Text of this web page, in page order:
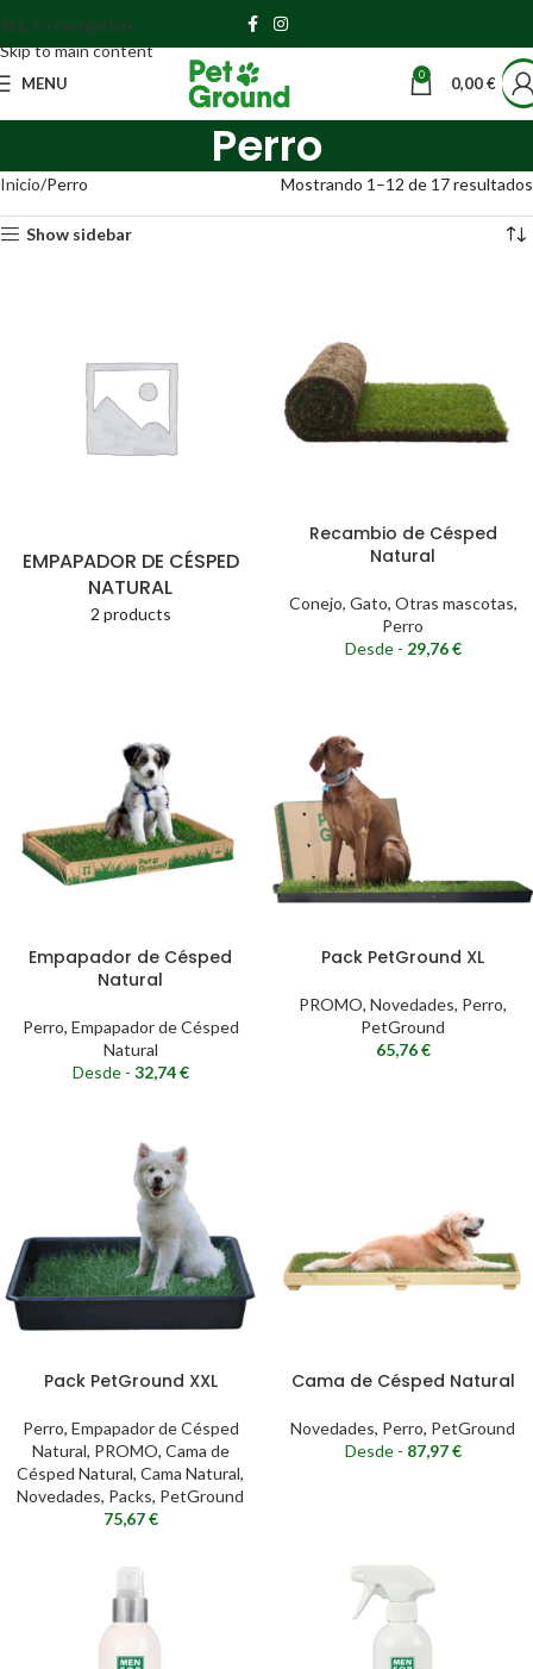
Skip to navigation
Skip to main content
MENU 0 0,00€
Perro
Inicio Perro Mostrando 1–12 de 17 resultados
Show sidebar
EMPAPADOR DE CÉSPED
NATURAL
2 products
Recambio de Césped
Natural
Conejo, Gato, Otras mascotas,
Perro
Desde - 29,76€
Empapador de Césped
Natural
Perro, Empapador de Césped
Natural
Desde - 32,74€
Pack PetGround XL
PROMO, Novedades, Perro,
PetGround
65,76€
Pack PetGround XXL
Perro, Empapador de Césped
Natural, PROMO, Cama de
Césped Natural, Cama Natural,
Novedades, Packs, PetGround
75,67€
Cama de Césped Natural
Novedades, Perro, PetGround
Desde - 87,97€